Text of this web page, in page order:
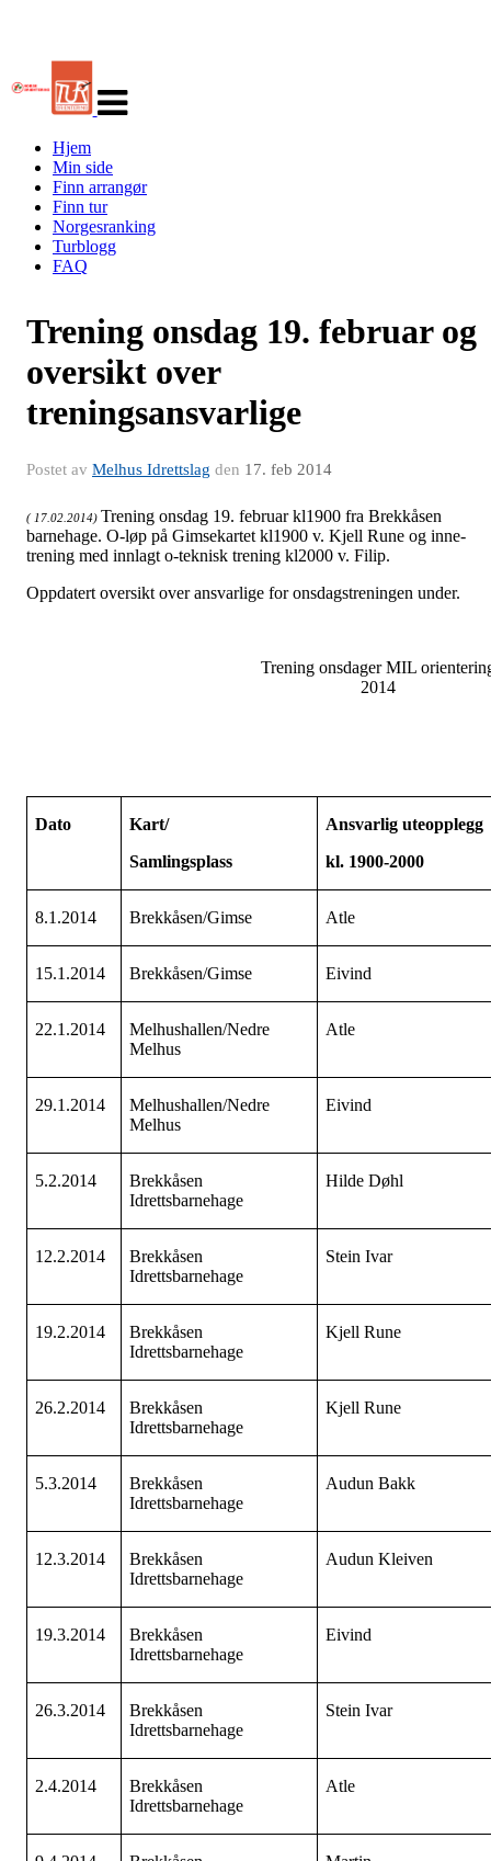
navigasjon
Hjem
Min side
Finn arrangør
Finn tur
Norgesranking
Turblogg
FAQ
Trening onsdag 19. februar og
oversikt over
treningsansvarlige
Postet av Melhus Idrettslag den 17. feb 2014
( 17.02.2014) Trening onsdag 19. februar kl1900 fra Brekkåsen
barnehage. O-løp på Gimsekartet kl1900 v. Kjell Rune og inne-
trening med innlagt o-teknisk trening kl2000 v. Filip.
Oppdatert oversikt over ansvarlige for onsdagstreningen under.
Trening onsdager MIL
2014
Dato
Kart/
Samlingsplass
Ansvarlig uteopplegg
kl. 1900-2000
8.1.2014 Brekkåsen/Gimse Atle
15.1.2014 Brekkåsen/Gimse Eivind
22.1.2014
Melhushallen/Nedre
Melhus
Atle
29.1.2014
Melhushallen/Nedre
Melhus
Eivind
5.2.2014
Brekkåsen
Idrettsbarnehage
Hilde Døhl
12.2.2014
Brekkåsen
Idrettsbarnehage
Stein Ivar
19.2.2014
Brekkåsen
Idrettsbarnehage
Kjell Rune
26.2.2014
Brekkåsen
Idrettsbarnehage
Kjell Rune
5.3.2014
Brekkåsen
Idrettsbarnehage
Audun Bakk
12.3.2014
Brekkåsen
Idrettsbarnehage
Audun Kleiven
19.3.2014
Brekkåsen
Idrettsbarnehage
Eivind
26.3.2014
Brekkåsen
Idrettsbarnehage
Stein Ivar
2.4.2014
Brekkåsen
Idrettsbarnehage
Atle